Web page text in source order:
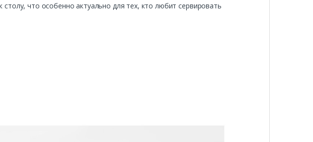
что особенно актуально для тех, кто любит сервировать